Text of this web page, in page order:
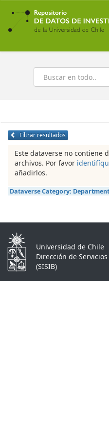
Ir
contenido
principal
Buscar
Filtrar resultados
Este dataverse no contiene
archivos. Por favor
añadirlos.
Dataverse Category: Department
Universidad de Chile
Dirección de
(SISIB)